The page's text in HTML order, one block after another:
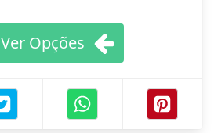
Ver Opções